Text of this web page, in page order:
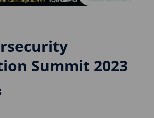
Summit 2023